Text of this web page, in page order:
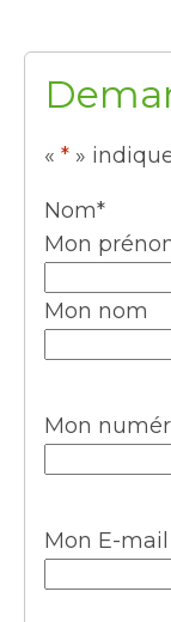
« * »
Nom*
Mon
Mon nom
Mon
Mon E-mail